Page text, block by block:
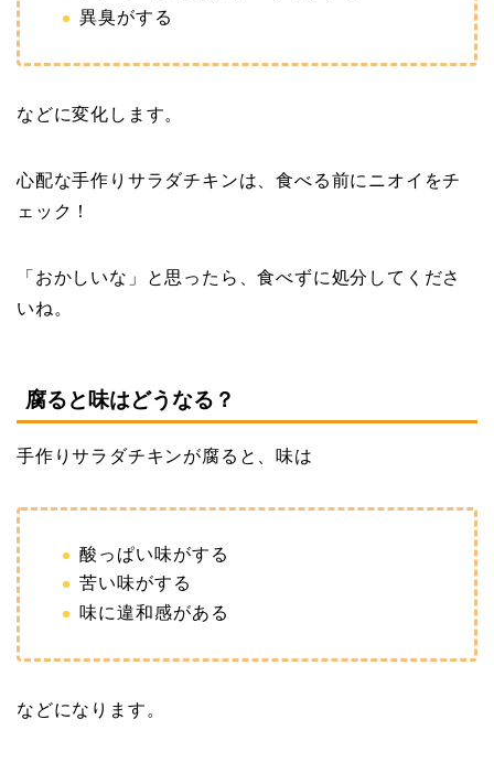
異臭がする
などに変化します。
心配な手作りサラダチキンは、食べる前にニオイをチ
ェック！
「おかしいな」と思ったら、食べずに処分してくださ
いね。
腐ると味はどうなる？
手作りサラダチキンが腐ると、味は
酸っぱい味がする
苦い味がする
味に違和感がある
などになります。